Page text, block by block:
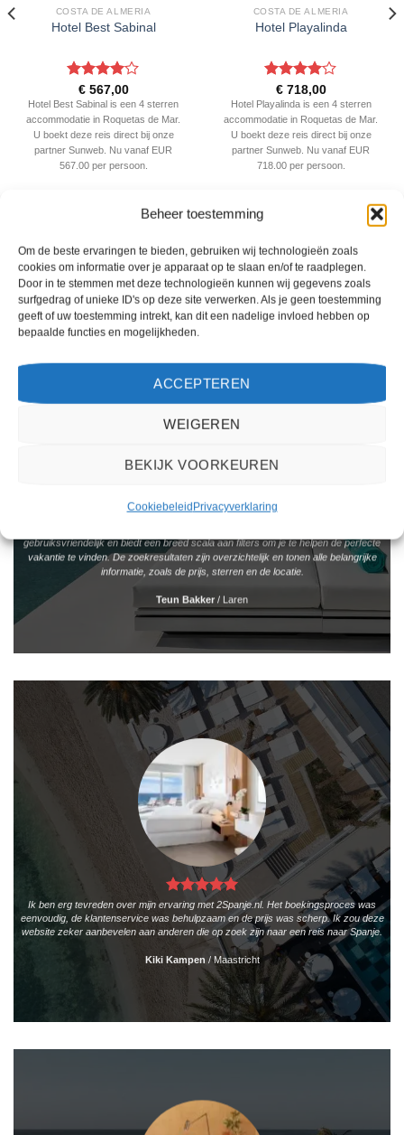
Beheer toestemming
Om de beste ervaringen te bieden, gebruiken wij technologieën zoals
cookies om informatie over je apparaat op te slaan en/of te raadplegen.
Door in te stemmen met deze technologieën kunnen wij gegevens zoals
surfgedrag of unieke ID's op deze site verwerken. Als je geen toestemming
geeft of uw toestemming intrekt, kan dit een nadelige invloed hebben op
bepaalde functies en mogelijkheden.
ACCEPTEREN
WEIGEREN
BEKIJK VOORKEUREN
CookiebeleidPrivacyverklaring
COSTA DE ALMERIA
Hotel Best Sabinal
Gewaardeerd
4uit 5
€567,00
Hotel Best Sabinal is een 4 sterren
accommodatie in Roquetas de Mar.
U boekt deze reis direct bij onze
partner Sunweb. Nu vanaf EUR
567.00 per persoon.
PRIJZEN EN BOEKEN
COSTA DE ALMERIA
Hotel Playalinda
Gewaardeerd
4uit 5
€718,00
Hotel Playalinda is een 4 sterren
accommodatie in Roquetas de Mar.
U boekt deze reis direct bij onze
partner Sunweb. Nu vanaf EUR
718.00 per persoon.
PRIJZEN EN BOEKEN
WAT ZE OVER ONS ZEGGEN
gebruiksvriendelijk en biedt een breed scala aan filters om je te helpen de perfecte
vakantie te vinden. De zoekresultaten zijn overzichtelijk en tonen alle belangrijke
informatie, zoals de prijs, sterren en de locatie.
Teun Bakker / Laren
Ik ben erg tevreden over mijn ervaring met 2Spanje.nl. Het boekingsproces was
eenvoudig, de klantenservice was behulpzaam en de prijs was scherp. Ik zou deze
website zeker aanbevelen aan anderen die op zoek zijn naar een reis naar Spanje.
Kiki Kampen /Maastricht